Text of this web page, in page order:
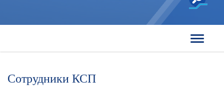
Сотрудники КСП